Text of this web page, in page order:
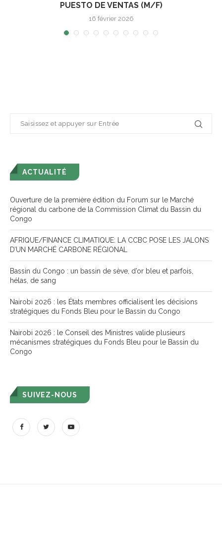
PUESTO DE VENTAS (M/F)
16 février 2026
ACTUALITÉ
Ouverture de la première édition du Forum sur le Marché
régional du carbone de la Commission Climat du Bassin du
Congo
AFRIQUE/FINANCE CLIMATIQUE: LA CCBC POSE LES JALONS
D’UN MARCHÉ CARBONE RÉGIONAL
Bassin du Congo : un bassin de sève, d’or bleu et parfois,
hélas, de sang
Nairobi 2026 : les États membres officialisent les décisions
stratégiques du Fonds Bleu pour le Bassin du Congo
Nairobi 2026 : le Conseil des Ministres valide plusieurs
mécanismes stratégiques du Fonds Bleu pour le Bassin du
Congo
SUIVEZ-NOUS